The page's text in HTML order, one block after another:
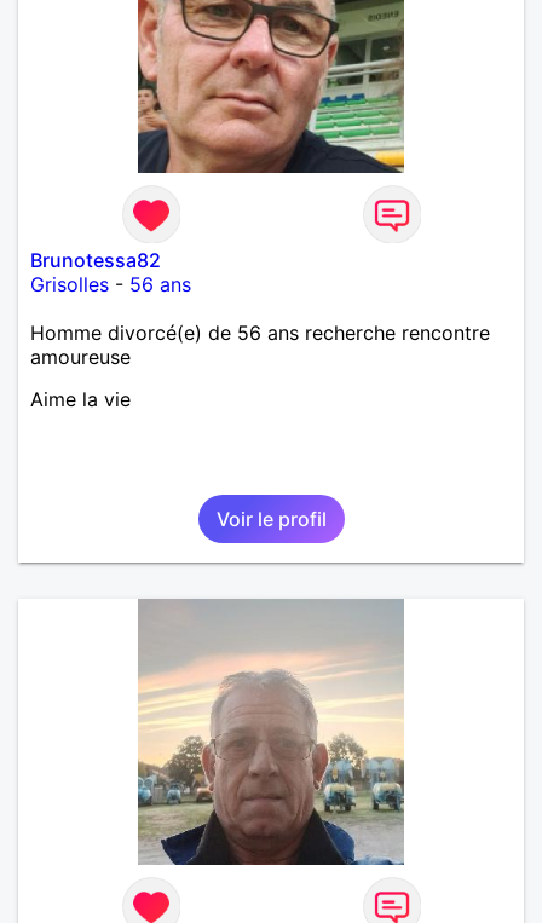
Brunotessa82
Grisolles - 56 ans
Homme divorcé(e) de 56 ans recherche rencontre
amoureuse
Aime la vie
Voir le profil